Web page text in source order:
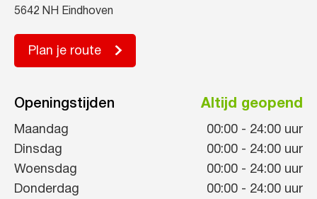
5642 NH Eindhoven
Plan je route
Openingstijden Altijd geopend
Maandag 00:00 - 24:00 uur
Dinsdag
00:00 - 24:00 uur
Woensdag
00:00 - 24:00 uur
Donderdag
00:00 - 24:00 uur